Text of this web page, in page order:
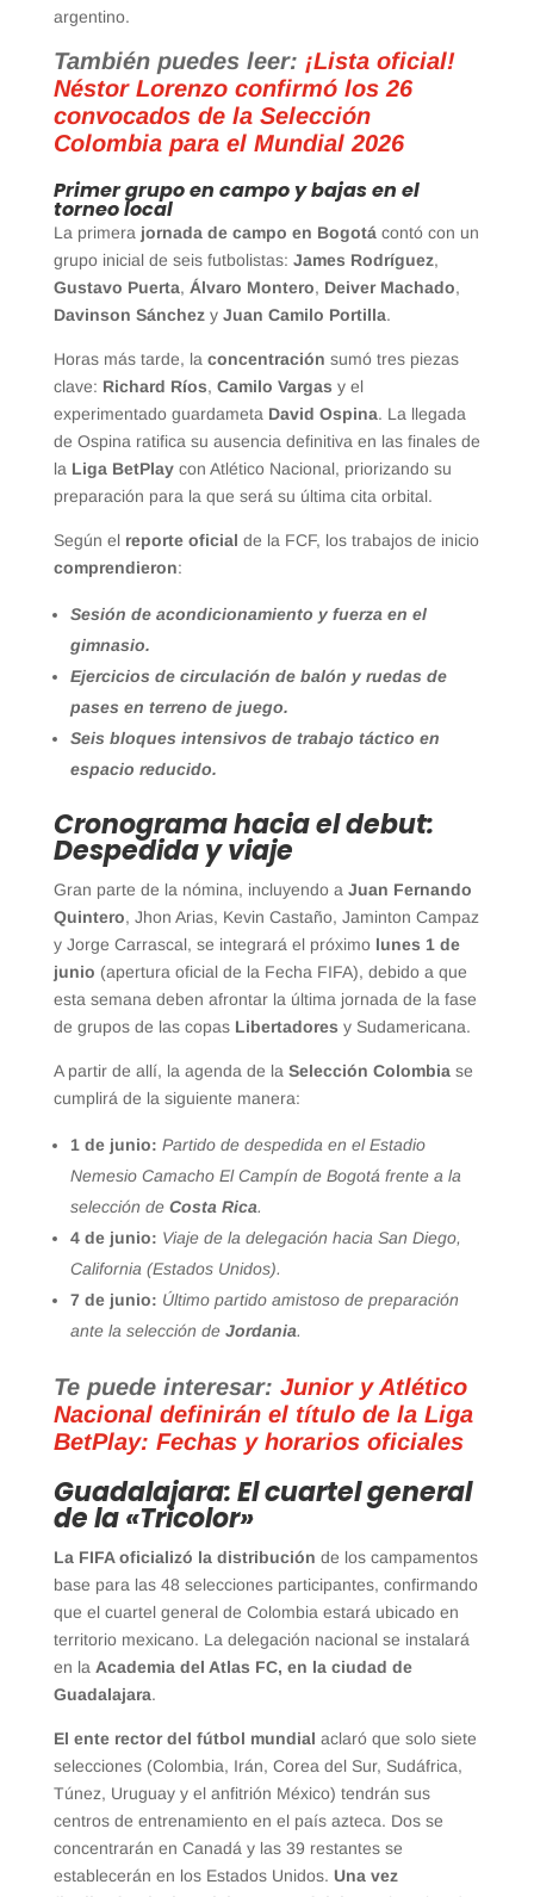
argentino.
También puedes leer: ¡Lista oficial!
Néstor Lorenzo confirmó los 26
convocados de la Selección
Colombia para el Mundial 2026
Primer grupo en campo y bajas en el
torneo local
La primera jornada de campo en Bogotá contó con un
grupo inicial de seis futbolistas: James Rodríguez,
Gustavo Puerta, Álvaro Montero, Deiver Machado,
Davinson Sánchezy Juan Camilo Portilla.
Horas más tarde, la concentración sumó tres piezas
clave: Richard Ríos, Camilo Vargas y el
experimentado guardameta David Ospina. La llegada
de Ospina ratifica su ausencia definitiva en las finales de
la Liga BetPlay con Atlético Nacional, priorizando su
preparación para la que será su última cita orbital.
Según el reporte oficial de la FCF, los trabajos de inicio
comprendieron:
Sesión de acondicionamiento y fuerza en el
gimnasio.
Ejercicios de circulación de balón y ruedas de
pases en terreno de juego.
Seis bloques intensivos de trabajo táctico en
espacio reducido.
Cronograma hacia el debut:
Despedida y viaje
Gran parte de la nómina, incluyendo a Juan Fernando
Quintero, Jhon Arias, Kevin Castaño, Jaminton Campaz
y Jorge Carrascal, se integrará el próximo lunes 1 de
junio (apertura oficial de la Fecha FIFA), debido a que
esta semana deben afrontar la última jornada de la fase
de grupos de las copas Libertadores y Sudamericana.
A partir de allí, la agenda de la Selección Colombia se
cumplirá de la siguiente manera:
1 de junio: Partido de despedida en el Estadio
Nemesio Camacho El Campín de Bogotá frente a la
selección de Costa Rica.
4 de junio: Viaje de la delegación hacia San Diego,
California (Estados Unidos).
7 de junio: Último partido amistoso de preparación
ante la selección de Jordania.
Te puede interesar: Junior y Atlético
Nacional definirán el título de la Liga
BetPlay: Fechas y horarios oficiales
Guadalajara: El cuartel general
de la «Tricolor»
La FIFA oficializó la distribución de los campamentos
base para las 48 selecciones participantes, confirmando
que el cuartel general de Colombia estará ubicado en
territorio mexicano. La delegación nacional se instalará
en la Academia del Atlas FC, en la ciudad de
Guadalajara.
El ente rector del fútbol mundial aclaró que solo siete
selecciones (Colombia, Irán, Corea del Sur, Sudáfrica,
Túnez, Uruguay y el anfitrión México) tendrán sus
centros de entrenamiento en el país azteca. Dos se
concentrarán en Canadá y las 39 restantes se
establecerán en los Estados Unidos. Una vez